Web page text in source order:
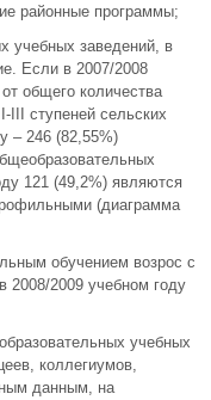
районные программы;
учебных заведений, в
Если в 2007/2008
общего количества
III ступеней сельских
– 246 (82,55%)
121 (49,2%) являются
(диаграмма
обучением возрос с
2008/2009 учебном году
учебных
коллегиумов,
данным, на